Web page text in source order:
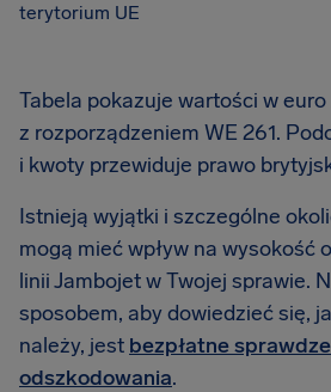
terytorium UE
Tabela pokazuje wartości w
z rozporządzeniem WE 261.
i kwoty przewiduje prawo
Istnieją wyjątki i szczególne
mogą mieć wpływ na wysokość
linii Jambojet w Twojej sprawie.
sposobem, aby dowiedzieć się,
należy, jest bezpłatne
odszkodowania.